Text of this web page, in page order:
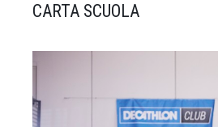
CARTA SCUOLA